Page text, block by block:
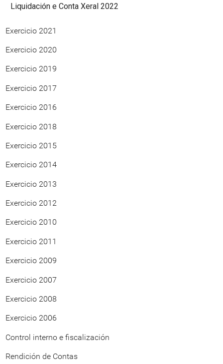
Liquidación e Conta Xeral 2022
Exercicio 2021
Exercicio 2020
Exercicio 2019
Exercicio 2017
Exercicio 2016
Exercicio 2018
Exercicio 2015
Exercicio 2014
Exercicio 2013
Exercicio 2012
Exercicio 2010
Exercicio 2011
Exercicio 2009
Exercicio 2007
Exercicio 2008
Exercicio 2006
Control interno e fiscalización
Rendición de Contas